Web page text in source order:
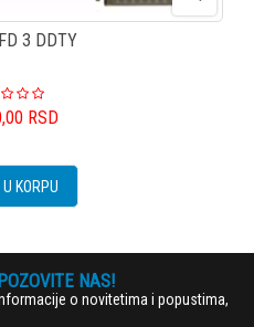
3 DDTY
RSD
KORPU
NAS!
o novitetima i popustima,